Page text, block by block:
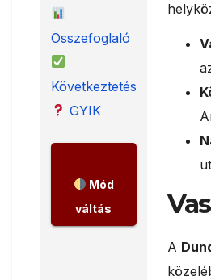
Összefoglaló
Következtetés
GYIK
Mód
váltás
A